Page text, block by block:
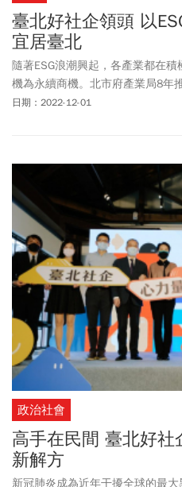
臺北好社企領頭 以
宜居臺北
隨著ESG浪潮興起，各產業都在
機為永續商機。北市府產業局8年
的成果，正好成為促進政策、產業
享：臺北好社企是支持臺北產業
日期：2022-12-01
政治社會
高手在民間 臺北好
新解方
新冠肺炎成為近年干擾全球的最